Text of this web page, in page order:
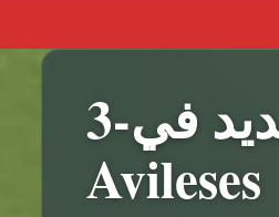
3-غرفة نوم مشروع جديد في
Avileses